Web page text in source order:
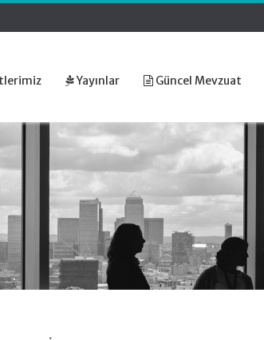
Yayınlar Güncel Mevzuat